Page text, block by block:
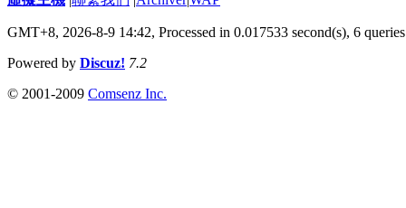
GMT+8, 2026-8-9 14:42, Processed in 0.017533 second(s), 6 queries
Powered by Discuz! 7.2
© 2001-2009 Comsenz Inc.